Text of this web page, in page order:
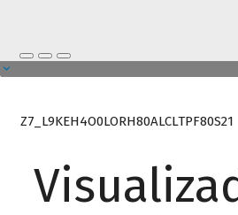
Z7_L9KEH4O0LORH80ALCLTPF80S21